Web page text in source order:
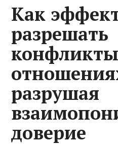
Как
разрешать
разрушая
доверие